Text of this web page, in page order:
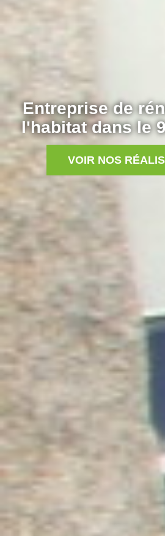
Entreprise de
l'habitat dans le
VOIR NOS